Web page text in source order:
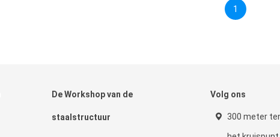
1
De Workshop van de
staalstructuur
Volg ons
300 meter